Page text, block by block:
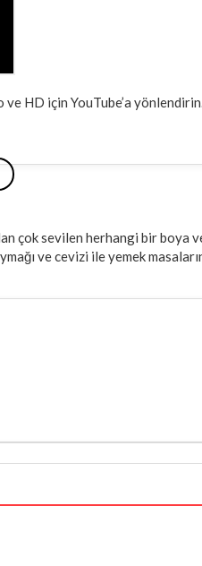
ve HD için YouTube’a
çok sevilen herhangi bir
ve cevizi ile yemek